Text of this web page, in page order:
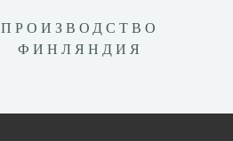
ПРОИЗВОДСТВО
ФИНЛЯНДИЯ